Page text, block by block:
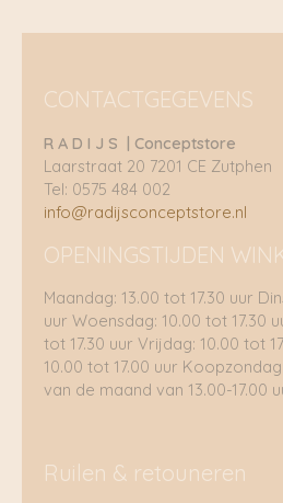
CONTACTGEGEVENS
R A D I J S | Conceptstore
Laarstraat 20 7201 CE Zutphen
Tel: 0575 484 002
info@radijsconceptstore.nl
OPENINGSTIJDEN
Maandag: 13.00 tot 17.30 uur
uur Woensdag: 10.00 tot 17.30
tot 17.30 uur Vrijdag: 10.00 tot
10.00 tot 17.00 uur
van de maand van 13.00-17.00
Ruilen & retouneren